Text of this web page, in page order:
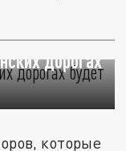
дорогах
которые